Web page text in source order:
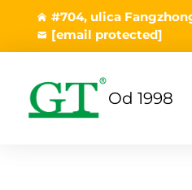
#704, ulica
[email protected]
Od 1998